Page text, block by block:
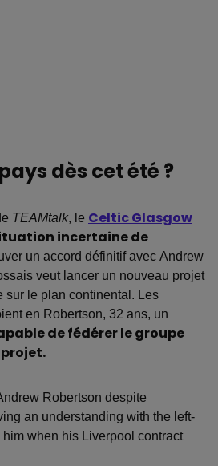
dès cet été ?
TEAMtalk, le Celtic Glasgow
incertaine de
un accord définitif avec Andrew
veut lancer un nouveau projet
sur le plan continental. Les
en Robertson, 32 ans, un
de fédérer le groupe
Robertson despite
an understanding with the left-
when his Liverpool contract